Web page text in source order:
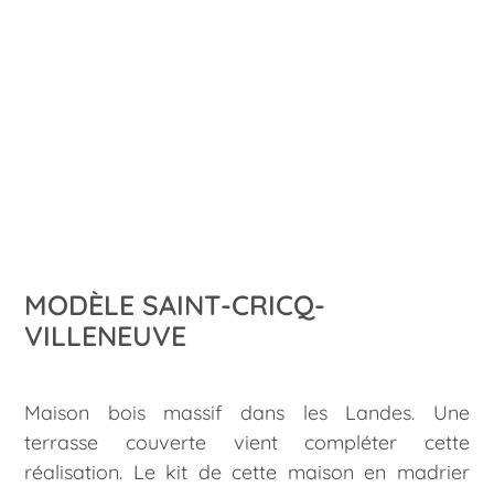
MODÈLE SAINT-CRICQ-
VILLENEUVE
Maison bois massif dans les Landes. Une
terrasse couverte vient compléter cette
réalisation. Le kit de cette maison en madrier